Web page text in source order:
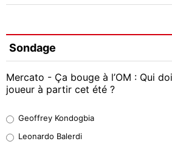
Sondage
Mercato - Ça bouge à l’OM : Qui
joueur à partir cet été ?
38%
Geoffrey Kondogbia
Leonardo Balerdi